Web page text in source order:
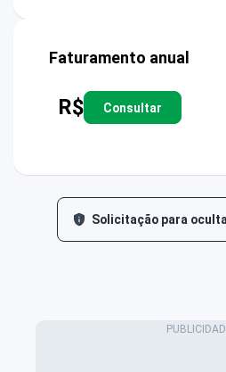
Faturamento anual
R$ Consultar
Solicitação para